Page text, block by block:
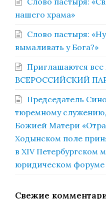
нашего храма»
Слово пастыря:
вымаливать у Бога?»
Приглашаются
ВСЕРОССИЙСКИЙ
Председатель
тюремному
Божией Матери
Ходынском поле
в XIV Петербургском
юридическом форуме
Свежие